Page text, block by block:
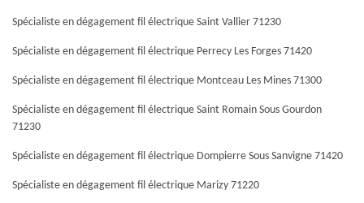
Spécialiste en dégagement fil électrique Saint Vallier 71230
Spécialiste en dégagement fil électrique Perrecy Les Forges 71420
Spécialiste en dégagement fil électrique Montceau Les Mines 71300
Spécialiste en dégagement fil électrique Saint Romain Sous Gourdon
71230
Spécialiste en dégagement fil électrique Dompierre Sous Sanvigne 71420
Spécialiste en dégagement fil électrique Marizy 71220